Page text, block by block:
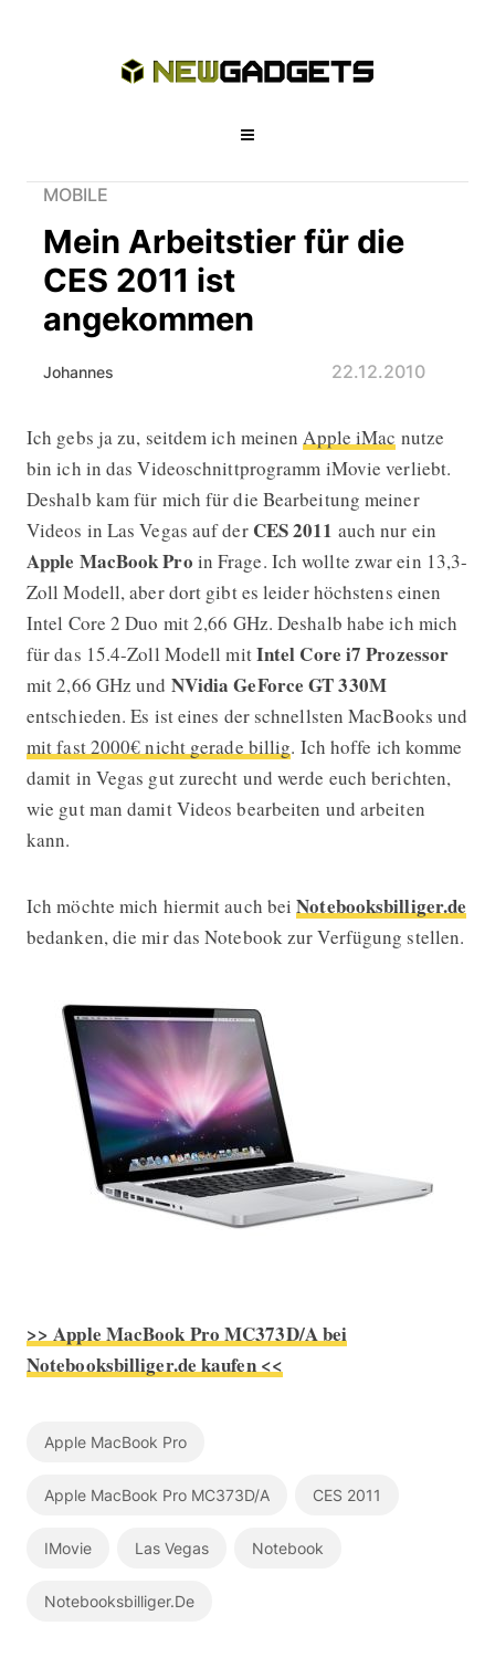
MOBILE
Mein Arbeitstier für die
CES 2011 ist
angekommen
Johannes 22.12.2010
Mein Arbeitstier für die CES 2011 ist
Ich gebs ja zu, seitdem ich meinen Apple iMac nutze
bin ich in das Videoschnittprogramm iMovie verliebt.
Deshalb kam für mich für die Bearbeitung meiner
Videos in Las Vegas auf der CES 2011 auch nur ein
Apple MacBook Pro in Frage. Ich wollte zwar ein 13,3-
Zoll Modell, aber dort gibt es leider höchstens einen
Intel Core 2 Duo mit 2,66 GHz. Deshalb habe ich mich
für das 15.4-Zoll Modell mitIntel Core i7 Prozessor
mit 2,66 GHz und NVidia GeForce GT 330M
entschieden. Es ist eines der schnellsten MacBooks und
mit fast 2000€ nicht gerade billig. Ich hoffe ich komme
damit in Vegas gut zurecht und werde euch berichten,
wie gut man damit Videos bearbeiten und arbeiten
kann.
Ich möchte mich hiermit auch beiNotebooksbilliger.de
bedanken, die mir das Notebook zur Verfügung stellen.
>> Apple MacBook Pro MC373D/A bei
Notebooksbilliger.de kaufen <<
Apple MacBook Pro
Apple MacBook Pro MC373D/A CES 2011
IMovie Las Vegas Notebook
Notebooksbilliger.de